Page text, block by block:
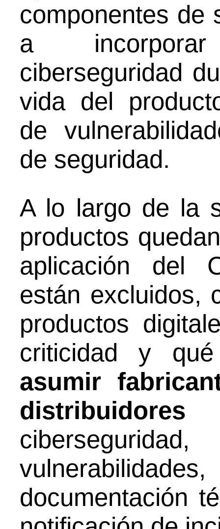
componentes de
a
ciberseguridad
vida del
de
de seguridad.
A lo largo de la
productos
aplicación del
están excluidos,
productos
criticidad y qué
asumir
distribuidores
documentación